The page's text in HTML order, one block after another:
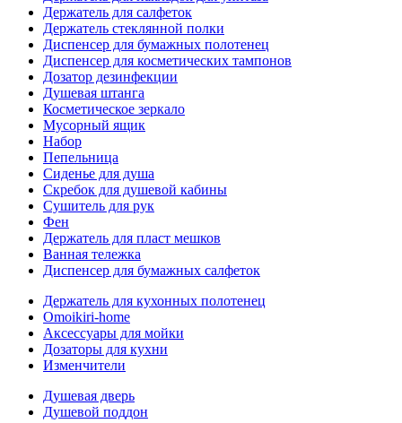
Держатель для салфеток
Держатель стеклянной полки
Диспенсер для бумажных полотенец
Диспенсер для косметических тампонов
Дозатор дезинфекции
Душевая штанга
Косметическое зеркало
Мусорный ящик
Набор
Пепельница
Сиденье для душа
Скребок для душевой кабины
Сушитель для рук
Фен
Держатель для пласт мешков
Ванная тележка
Диспенсер для бумажных салфеток
Держатель для кухонных полотенец
Omoikiri-home
Аксессуары для мойки
Дозаторы для кухни
Изменчители
Душевая дверь
Душевой поддон